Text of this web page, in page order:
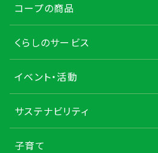
コープの商品
くらしのサービス
イベント・活動
サステナビリティ
子育て